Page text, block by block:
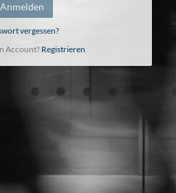
Anmelden
vergessen?
Account? Registrieren